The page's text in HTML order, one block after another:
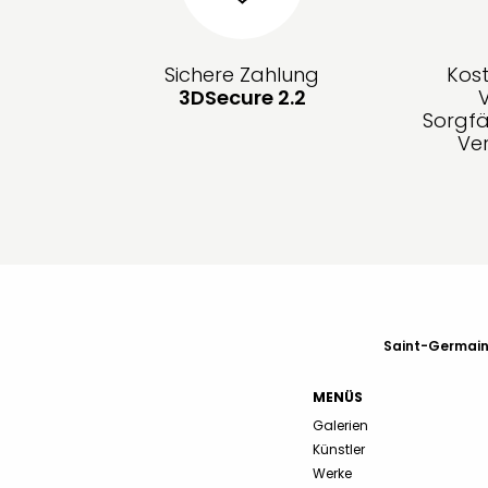
Sichere Zahlung
3DSecure 2.2
Saint-
MENÜS
Galerien
Künstler
Werke